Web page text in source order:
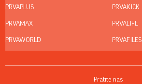
PRVAPLUS
PRVAMAX
PRVAWORLD
PRVAKICK
PRVALIFE
PRVAFILES
Pratite nas